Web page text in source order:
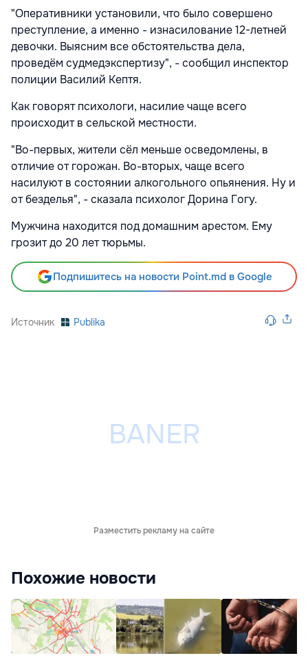
"Оперативники установили, что было совершено
преступление, а именно - изнасилование 12-летней
девочки. Выясним все обстоятельства дела,
проведём судмедэкспертизу", - сообщил инспектор
полиции Василий Кептя.
Как говорят психологи, насилие чаще всего
происходит в сельской местности.
"Во-первых, жители сёл меньше осведомлены, в
отличие от горожан. Во-вторых, чаще всего
насилуют в состоянии алкогольного опьянения. Ну и
от безделья", - сказала психолог Дорина Гогу.
Мужчина находится под домашним арестом. Ему
грозит до 20 лет тюрьмы.
Подпишитесь на новости Point.md в Google
Источник Publika
Разместить рекламу на сайте
Похожие новости